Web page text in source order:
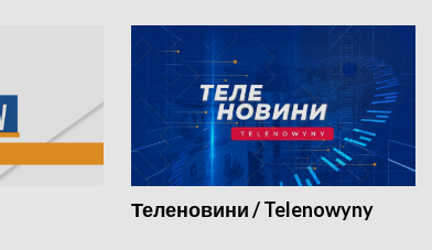
Теленовини / Telenowyny